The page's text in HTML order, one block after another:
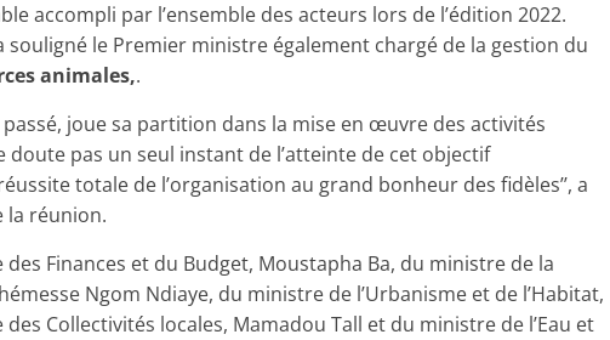
accompli par l’ensemble des acteurs lors de l’édition 2022.
souligné le Premier ministre également chargé de la gestion du
animales,.
passé, joue sa partition dans la mise en œuvre des activités
doute pas un seul instant de l’atteinte de cet objectif
totale de l’organisation au grand bonheur des fidèles’’, a
la réunion.
Finances et du Budget, Moustapha Ba, du ministre de la
Ngom Ndiaye, du ministre de l’Urbanisme et de l’Habitat,
Collectivités locales, Mamadou Tall et du ministre de l’Eau et